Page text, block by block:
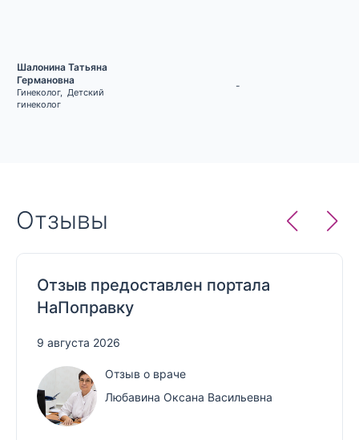
Шалонина Татьяна
Германовна
Гинеколог, Детский
гинеколог
-
Отзывы
Отзыв предоставлен портала
НаПоправку
9 августа 2026
Отзыв о враче
Любавина Оксана Васильевна